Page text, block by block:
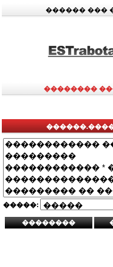
������ ���
��������
�����: